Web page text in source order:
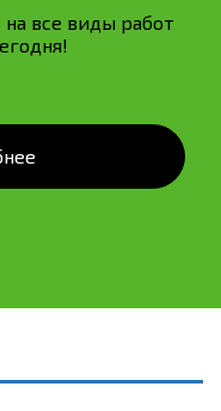
все виды работ